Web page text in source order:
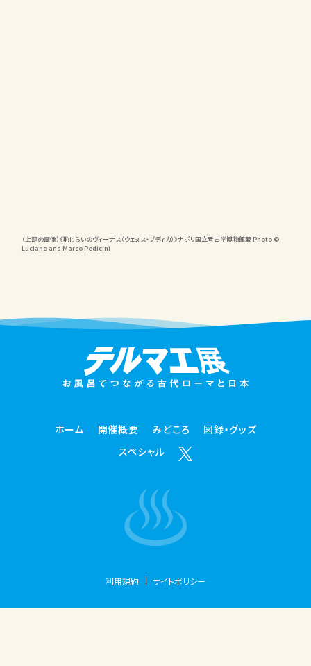
（上部の画像）《恥じらいのヴィーナス（ウェヌス・プディカ）》ナポリ国立考古学博物館蔵 Photo ©
Luciano and Marco Pedicini
ホーム 開催概要 みどころ
図録・グッズ
スペシャル
利用規約 サイトポリシー